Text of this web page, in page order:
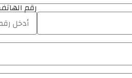
رقم